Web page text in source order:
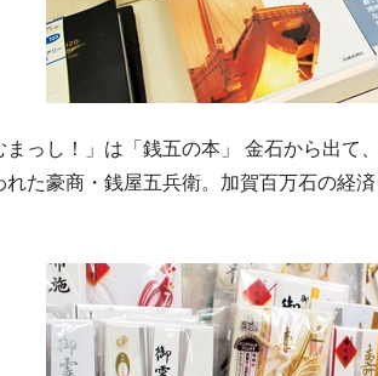
まっし！」は「銭五の本」 金石から出
れた豪商・銭屋五兵衛。加賀百万石の経